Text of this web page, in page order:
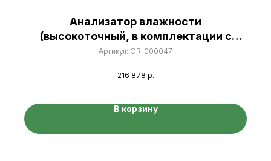
Анализатор влажности
(высокоточный, в комплектации с
гирей)
Артикул: GR-000047
216 878 р.
В корзину